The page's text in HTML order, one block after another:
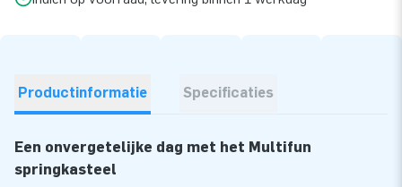
Productinformatie Specificaties
Een onvergetelijke dag met het Multifun
springkasteel